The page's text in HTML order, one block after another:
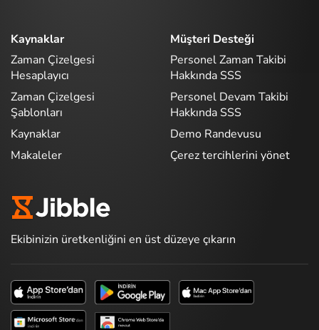
Kaynaklar
Zaman Çizelgesi
Hesaplayıcı
Zaman Çizelgesi
Şablonları
Kaynaklar
Makaleler
Müşteri Desteği
Personel Zaman Takibi
Hakkında SSS
Personel Devam Takibi
Hakkında SSS
Demo Randevusu
Çerez tercihlerini yönet
Ekibinizin üretkenliğini en üst düzeye çıkarın